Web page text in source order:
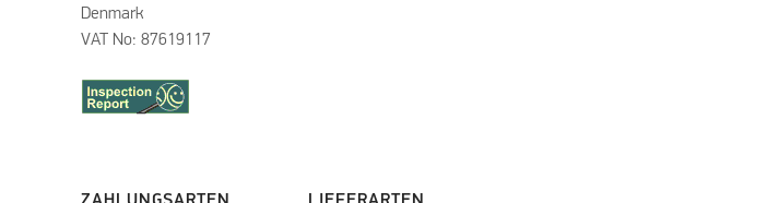
Denmark
VAT No: 87619117